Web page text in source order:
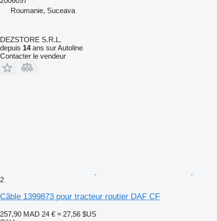
Roumanie, Suceava
DEZSTORE S.R.L.
depuis 14ans sur Autoline
Contacter le vendeur
2
Câble 1399873 pour tracteur routier DAF CF
257,90 MAD 24 € ≈ 27,56 $US